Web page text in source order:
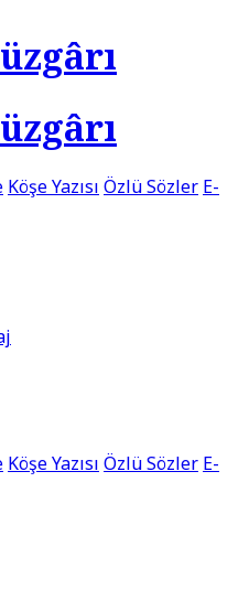
Köşe Yazısı Özlü Sözler E-
Köşe Yazısı Özlü Sözler E-